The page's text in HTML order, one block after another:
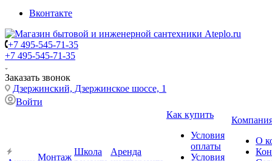
Вконтакте
+7 495-545-71-35
+7 495-545-71-35
Заказать звонок
Дзержинский, Дзержинское шоссе, 1
Войти
Монтаж
Школа
Аренда
Как купить
Условия
оплаты
Условия
О